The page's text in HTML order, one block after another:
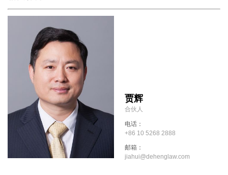
贾辉
合伙人
电话：
+86 10 5268 2888
邮箱：
jiahui@dehenglaw.com